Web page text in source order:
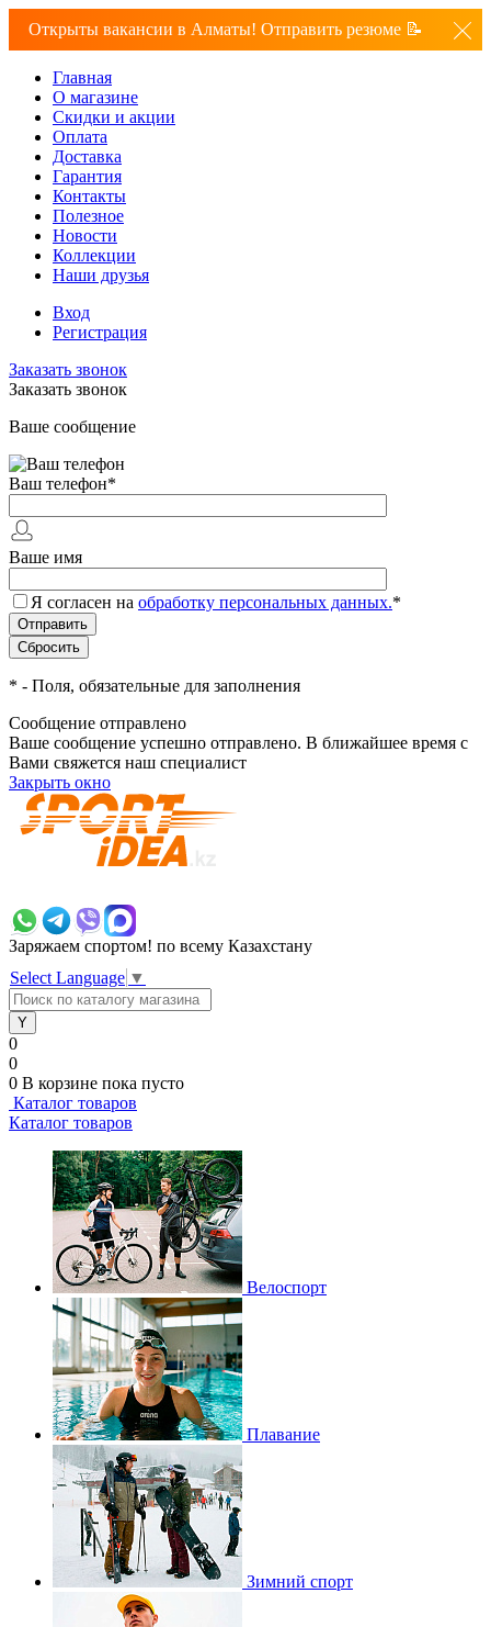
Открыты вакансии в Алматы! Отправить резюме 📝
Главная
О магазине
Скидки и акции
Оплата
Доставка
Гарантия
Контакты
Полезное
Новости
Коллекции
Наши друзья
Вход
Регистрация
Заказать звонок
Заказать звонок
Ваше сообщение
Ваш телефон*
Ваше имя
Я согласен на обработку персональных данных.*
* - Поля, обязательные для заполнения
Сообщение отправлено
Ваше сообщение успешно отправлено. В ближайшее время с
Вами свяжется наш специалист
Закрыть окно
Заряжаем спортом! по всему Казахстану
Select Language ▼
0
0
0 В корзине пока пусто
Каталог товаров
Каталог товаров
Велоспорт
Плавание
Зимний спорт